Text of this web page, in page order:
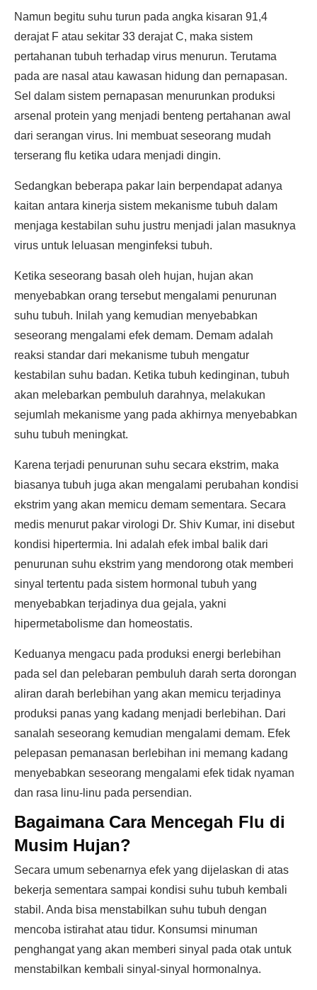
Namun begitu suhu turun pada angka kisaran 91,4
derajat F atau sekitar 33 derajat C, maka sistem
pertahanan tubuh terhadap virus menurun. Terutama
pada are nasal atau kawasan hidung dan pernapasan.
Sel dalam sistem pernapasan menurunkan produksi
arsenal protein yang menjadi benteng pertahanan awal
dari serangan virus. Ini membuat seseorang mudah
terserang flu ketika udara menjadi dingin.
Sedangkan beberapa pakar lain berpendapat adanya
kaitan antara kinerja sistem mekanisme tubuh dalam
menjaga kestabilan suhu justru menjadi jalan masuknya
virus untuk leluasan menginfeksi tubuh.
Ketika seseorang basah oleh hujan, hujan akan
menyebabkan orang tersebut mengalami penurunan
suhu tubuh. Inilah yang kemudian menyebabkan
seseorang mengalami efek demam. Demam adalah
reaksi standar dari mekanisme tubuh mengatur
kestabilan suhu badan. Ketika tubuh kedinginan, tubuh
akan melebarkan pembuluh darahnya, melakukan
sejumlah mekanisme yang pada akhirnya menyebabkan
suhu tubuh meningkat.
Karena terjadi penurunan suhu secara ekstrim, maka
biasanya tubuh juga akan mengalami perubahan kondisi
ekstrim yang akan memicu demam sementara. Secara
medis menurut pakar virologi Dr. Shiv Kumar, ini disebut
kondisi hipertermia. Ini adalah efek imbal balik dari
penurunan suhu ekstrim yang mendorong otak memberi
sinyal tertentu pada sistem hormonal tubuh yang
menyebabkan terjadinya dua gejala, yakni
hipermetabolisme dan homeostatis.
Keduanya mengacu pada produksi energi berlebihan
pada sel dan pelebaran pembuluh darah serta dorongan
aliran darah berlebihan yang akan memicu terjadinya
produksi panas yang kadang menjadi berlebihan. Dari
sanalah seseorang kemudian mengalami demam. Efek
pelepasan pemanasan berlebihan ini memang kadang
menyebabkan seseorang mengalami efek tidak nyaman
dan rasa linu-linu pada persendian.
Bagaimana Cara Mencegah Flu di
Musim Hujan?
Secara umum sebenarnya efek yang dijelaskan di atas
bekerja sementara sampai kondisi suhu tubuh kembali
stabil. Anda bisa menstabilkan suhu tubuh dengan
mencoba istirahat atau tidur. Konsumsi minuman
penghangat yang akan memberi sinyal pada otak untuk
menstabilkan kembali sinyal-sinyal hormonalnya.